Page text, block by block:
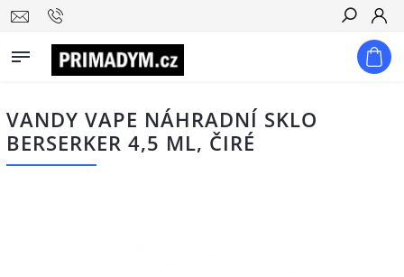
Hledat
VANDY VAPE NÁHRADNÍ SKLO
BERSERKER 4,5 ML, ČIRÉ